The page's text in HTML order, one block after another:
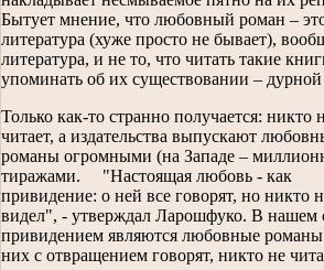
Бытует мнение, что любовный роман –
литература (хуже просто не бывает),
литература, и не то, что читать такие
упоминать об их существовании –
Только как-то странно получается: никто
читает, а издательства выпускают
романы огромными (на Западе –
тиражами. "Настоящая любовь - как
привидение: о ней все говорят, но никто
видел", - утверждал Ларошфуко. В нашем
привидением являются любовные романы
них с отвращением говорят, никто не